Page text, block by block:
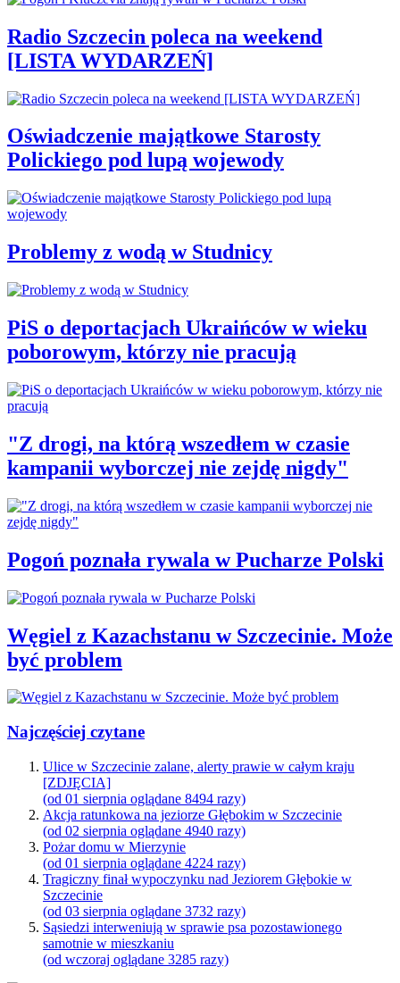
Radio Szczecin poleca na weekend
[LISTA WYDARZEŃ]
Oświadczenie majątkowe Starosty
Polickiego pod lupą wojewody
Problemy z wodą w Studnicy
PiS o deportacjach Ukraińców w wieku
poborowym, którzy nie pracują
"Z drogi, na którą wszedłem w czasie
kampanii wyborczej nie zejdę nigdy"
Pogoń poznała rywala w Pucharze Polski
Węgiel z Kazachstanu w Szczecinie. Może
być problem
Najczęściej czytane
Ulice w Szczecinie zalane, alerty prawie w całym kraju
[ZDJĘCIA]
(od 01 sierpnia oglądane 8494 razy)
Akcja ratunkowa na jeziorze Głębokim w Szczecinie
(od 02 sierpnia oglądane 4940 razy)
Pożar domu w Mierzynie
(od 01 sierpnia oglądane 4224 razy)
Tragiczny finał wypoczynku nad Jeziorem Głębokie w
Szczecinie
(od 03 sierpnia oglądane 3732 razy)
Sąsiedzi interweniują w sprawie psa pozostawionego
samotnie w mieszkaniu
(od wczoraj oglądane 3285 razy)